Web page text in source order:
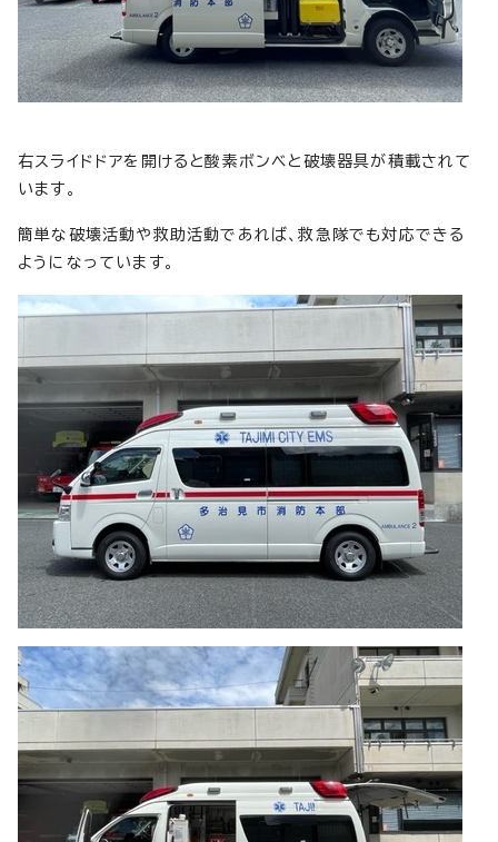
右スライドドアを開けると酸素ボンベと破壊器具が積載されて
います。
簡単な破壊活動や救助活動であれば、救急隊でも対応できる
ようになっています。